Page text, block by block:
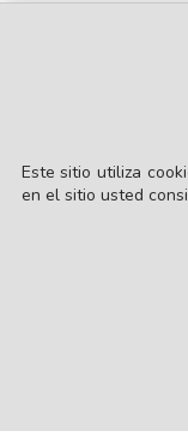
© EL LIBERAL S.A.
Director Editorial:
Santiago del
Este sitio utiliza
en el sitio usted